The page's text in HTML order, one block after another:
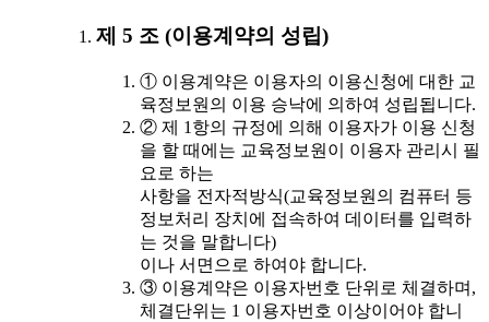
제 5 조 (이용계약의 성립)
① 이용계약은 이용자의 이용신청에 대한 교
육정보원의 이용 승낙에 의하여 성립됩니다.
② 제 1항의 규정에 의해 이용자가 이용 신청
을 할 때에는 교육정보원이 이용자 관리시 필
요로 하는
사항을 전자적방식(교육정보원의 컴퓨터 등
정보처리 장치에 접속하여 데이터를 입력하
는 것을 말합니다)
이나 서면으로 하여야 합니다.
③ 이용계약은 이용자번호 단위로 체결하며,
체결단위는 1 이용자번호 이상이어야 합니